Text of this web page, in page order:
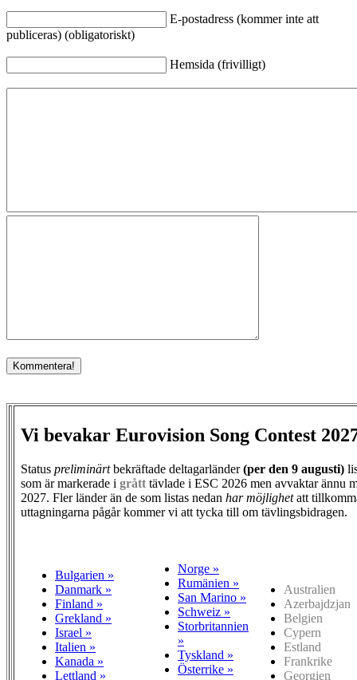
E-postadress (kommer inte att
publiceras) (obligatoriskt)
Hemsida (frivilligt)
Vi bevakar Eurovision Song Contest
Status preliminärtbekräftade deltagarländer(per den 9 augusti)
som är markerade i grått tävlade i ESC 2026 men avvaktar ännu
2027. Fler länder än de som listas nedan har möjlighetatt
uttagningarna pågår kommer vi att tycka till om tävlingsbidragen.
Bulgarien »
Danmark »
Finland »
Grekland »
Israel »
Italien »
Kanada »
Lettland »
Norge »
Rumänien »
San Marino »
Schweiz »
Storbritannien
»
Tyskland »
Österrike »
Australien
Azerbajdzjan
Belgien
Cypern
Estland
Frankrike
Georgien